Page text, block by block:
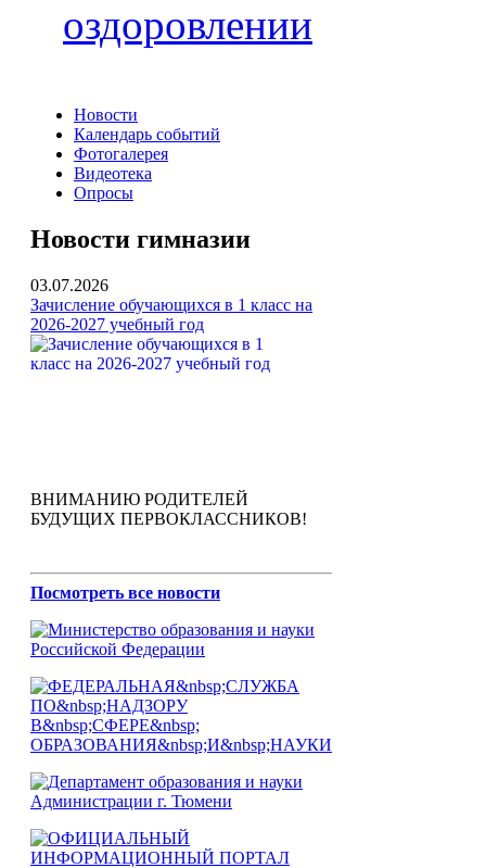
оздоровлении
Новости
Календарь событий
Фотогалерея
Видеотека
Опросы
Новости гимназии
03.07.2026
Зачисление обучающихся в 1 класс на
2026-2027 учебный год
ВНИМАНИЮ РОДИТЕЛЕЙ
БУДУЩИХ ПЕРВОКЛАССНИКОВ!
Посмотреть все новости